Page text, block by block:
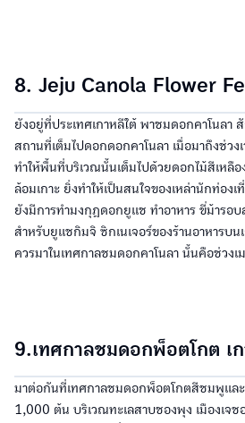
8. Jeju Canola Flower
ยังอยู่ที่ประเทศเกาหลีใต้ พาชมดอกคาโนลา
สถานที่เต็มไปดอกดอกคาโนลา เมื่อมาถึงช่วง
ทำให้พื้นที่บริเวณนั้นเต็มไปด้วยดอกไม้สีเหลื
ล้อมเกาะ ยิ่งทำให้เป็นสนใจของเหล่านักท่อง
ยังมีการทำมงกุฎดอกยูแช ทำอาหาร ขี่ม้ารอบ
สำหรับยูแชกิมจิ ซิกเนเจอร์ของร้านอาหารบน
ควรมาในเทศกาลชมดอกคาโนลา นั้นคือช่วง
9.เทศกาลชมดอกพ็อตโกต เ
มาต่อกันที่เทศกาลชมดอกพ็อตโกตสีชมพูแล
1,000 ต้น บริเวณทะเลสาบชองพุง เมืองเจ